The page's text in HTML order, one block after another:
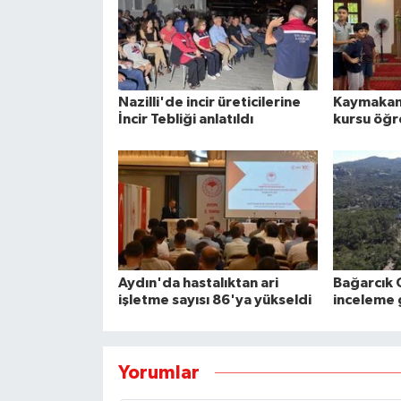
Nazilli'de incir üreticilerine
İncir Tebliği anlatıldı
kursu
Aydın'da hastalıktan ari
işletme sayısı 86'ya yükseldi
Yorumlar
orman
yangını
1 tutuklama